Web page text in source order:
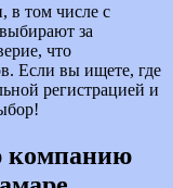
в том числе с
за
что
Если вы ищете, где
регистрацией и
компанию